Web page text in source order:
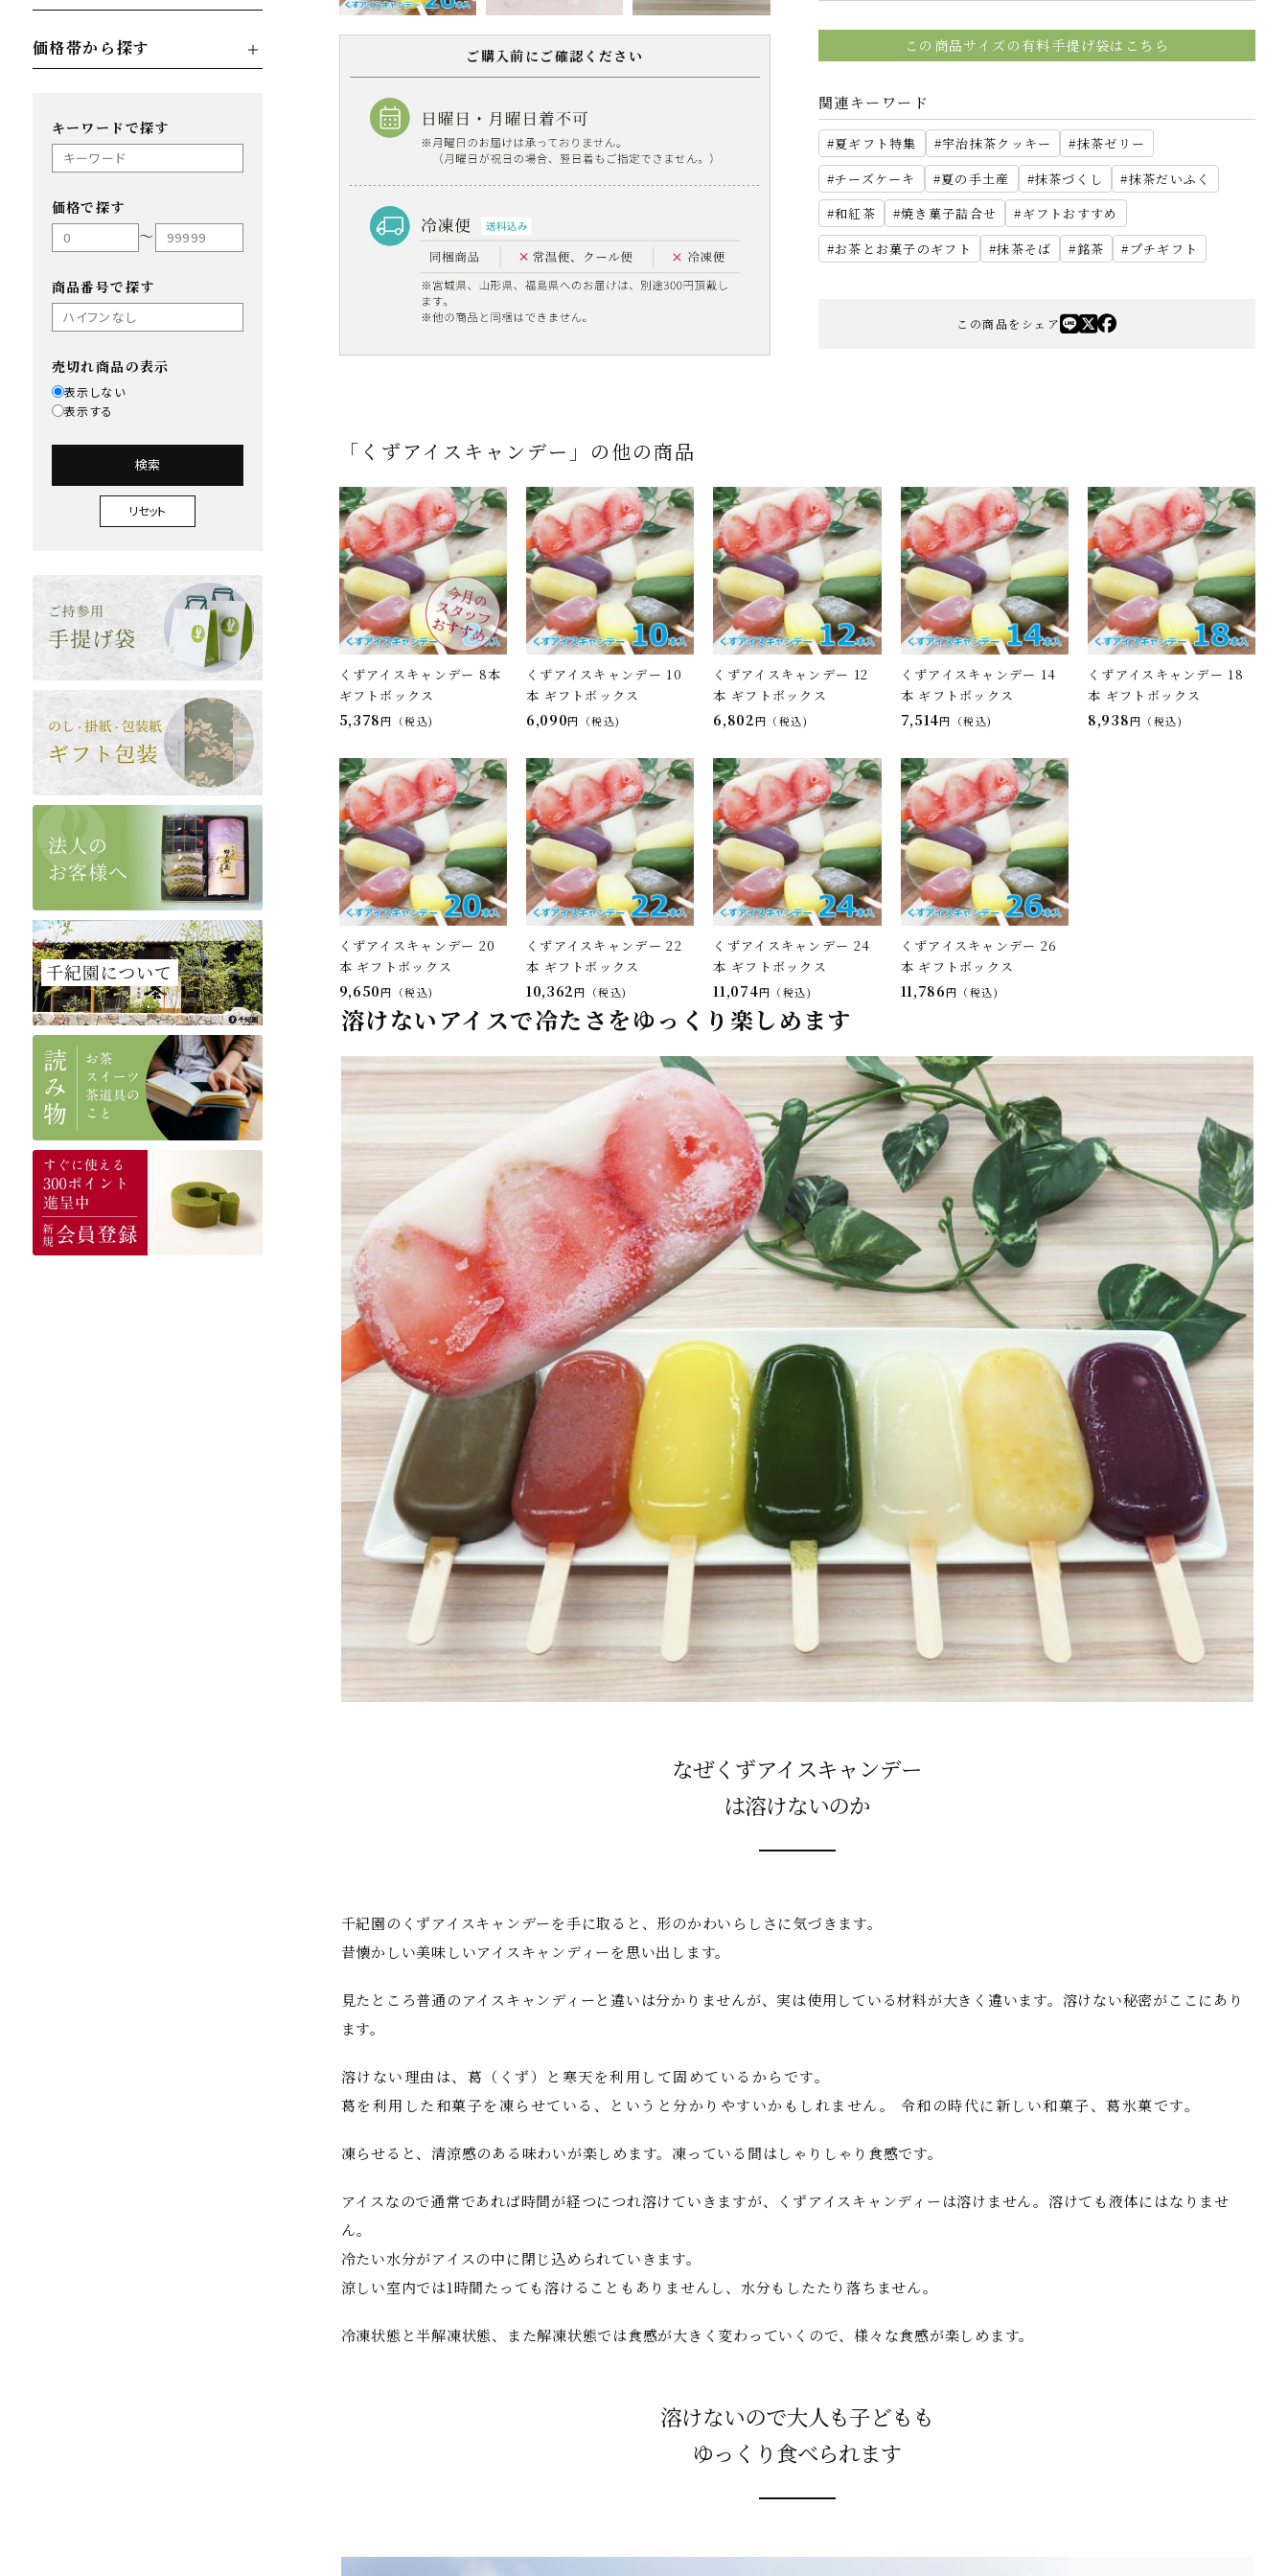
価格帯から探す
キーワードで探す
価格で探す
〜
商品番号で探す
売切れ商品の表示
表示しない
表示する
検索
リセット
ご購入前にご確認ください
この商品サイズの有料手提げ袋はこちら
関連キーワード
夏ギフト特集 宇治抹茶クッキー
抹茶ゼリー
チーズケーキ
夏の手土産 抹茶づくし
抹茶だいふく
和紅茶
焼き菓子詰合せ
ギフトおすすめ
お茶とお菓子のギフト
抹茶そば 銘茶 プチギフト
この商品をシェア
「くずアイスキャンデー」の他の商品
くずアイスキャンデー 8本
ギフトボックス
5,378 税込
くずアイスキャンデー 10
本 ギフトボックス
6,090 税込
くずアイスキャンデー 12
本 ギフトボックス
6,802 税込
くずアイスキャンデー 14
本 ギフトボックス
7,514 税込
くずアイスキャンデー 18
本 ギフトボックス
8,938 税込
くずアイスキャンデー 20
本 ギフトボックス
9,650 税込
くずアイスキャンデー 22
本 ギフトボックス
10,362 税込
くずアイスキャンデー 24
本 ギフトボックス
11,074 税込
くずアイスキャンデー 26
本 ギフトボックス
11,786 税込
溶けないアイスで冷たさをゆっくり楽しめます
なぜくずアイスキャンデー
は溶けないのか
千紀園のくずアイスキャンデーを手に取ると、形のかわいらしさに気づきます。
昔懐かしい美味しいアイスキャンディーを思い出します。
見たところ普通のアイスキャンディーと違いは分かりませんが、実は使用している材料が大きく違います。溶けない秘密がここにあり
ます。
溶けない理由は、葛（くず）と寒天を利用して固めているからです。
葛を利用した和菓子を凍らせている、というと分かりやすいかもしれません。 令和の時代に新しい和菓子、葛氷菓です。
凍らせると、清涼感のある味わいが楽しめます。凍っている間はしゃりしゃり食感です。
アイスなので通常であれば時間が経つにつれ溶けていきますが、くずアイスキャンディーは溶けません。溶けても液体にはなりませ
ん。
冷たい水分がアイスの中に閉じ込められていきます。
涼しい室内では1時間たっても溶けることもありませんし、水分もしたたり落ちません。
冷凍状態と半解凍状態、また解凍状態では食感が大きく変わっていくので、様々な食感が楽しめます。
溶けないので大人も子どもも
ゆっくり食べられます